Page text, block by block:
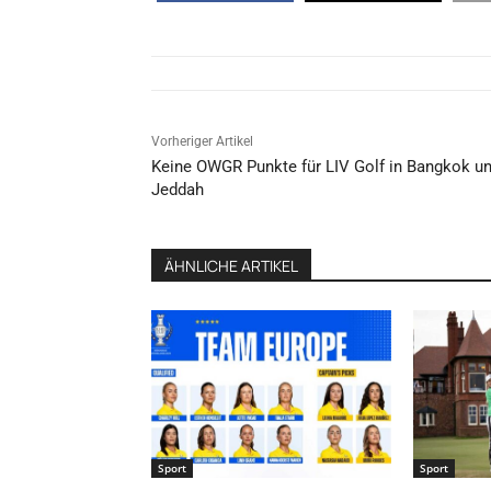
Vorheriger Artikel
Keine OWGR Punkte für LIV Golf in Bangkok
Jeddah
ÄHNLICHE ARTIKEL
Sport Sport